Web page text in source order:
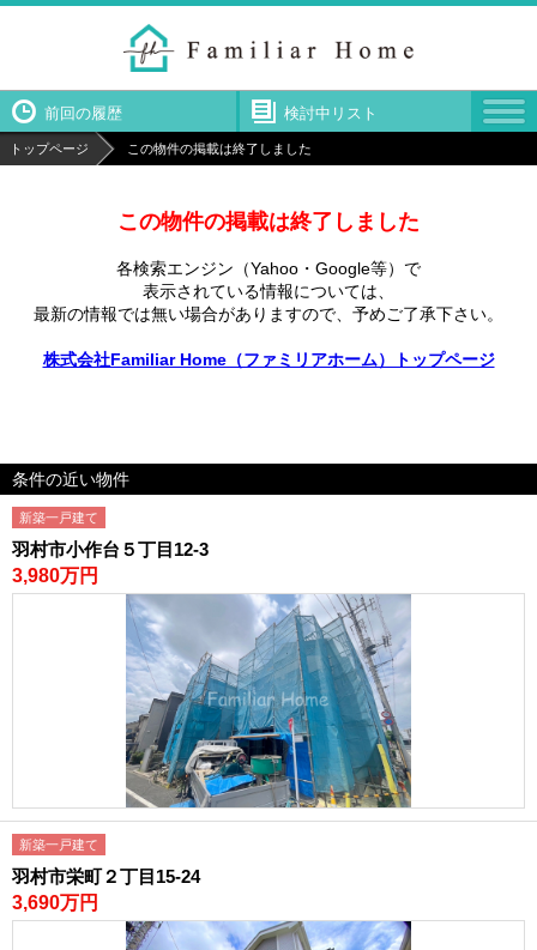
前回の履歴 検討中リスト
トップページ この物件の掲載は終了しました
この物件の掲載は終了しました
各検索エンジン（Yahoo・Google等）で
表示されている情報については、
最新の情報では無い場合がありますので、 予めご了承下さい。
株式会社Familiar Home（ファミリアホーム）トップページ
条件の近い物件
新築一戸建て
羽村市小作台５丁目12-3
3,980万円
新築一戸建て
羽村市栄町２丁目15-24
3,690万円